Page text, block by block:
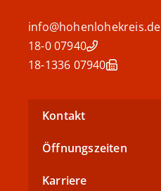
info@hohenlohekreis.de
07940 18-0
07940 18-1336
Kontakt
Öffnungszeiten
Karriere